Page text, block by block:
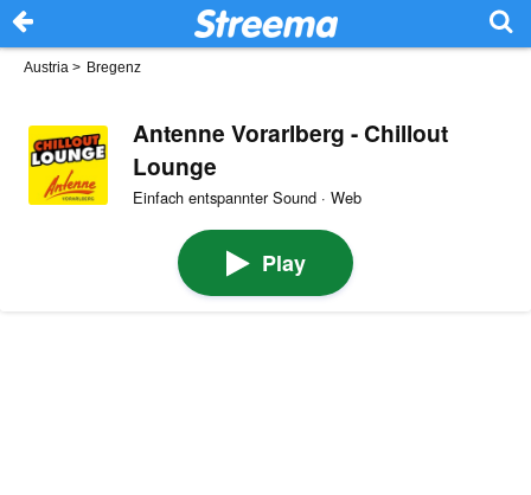
Austria > Bregenz
Antenne Vorarlberg - Chillout
Lounge
Einfach entspannter Sound · Web
Play